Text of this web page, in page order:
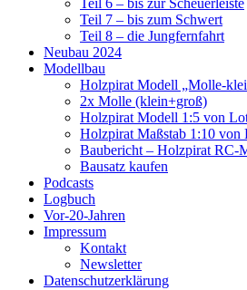
Teil 6 – bis zur Scheuerleiste
Teil 7 – bis zum Schwert
Teil 8 – die Jungfernfahrt
Neubau 2024
Modellbau
Holzpirat Modell „Molle-
2x Molle (klein+groß)
Holzpirat Modell 1:5 von
Holzpirat Maßstab 1:10 von
Baubericht – Holzpirat RC-
Bausatz kaufen
Podcasts
Logbuch
Vor-20-Jahren
Impressum
Kontakt
Newsletter
Datenschutzerklärung